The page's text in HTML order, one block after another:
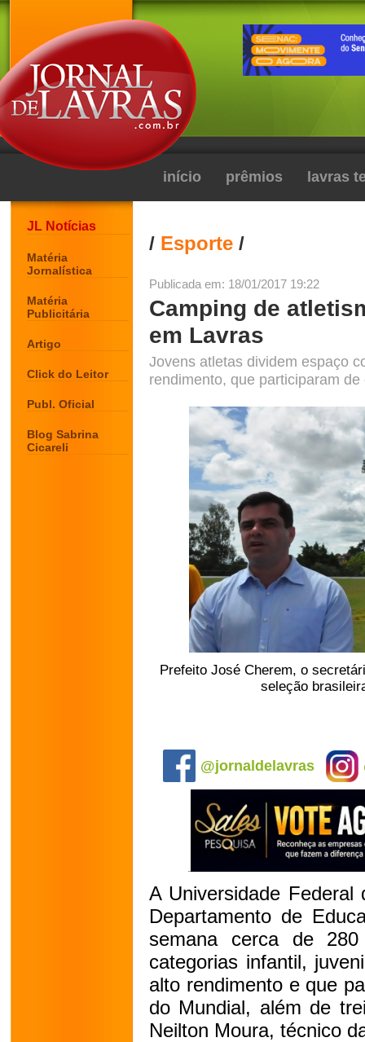
início prêmios lavras
JL Notícias
Matéria
Jornalística
Matéria
Publicitária
Artigo
Click do Leitor
Publ. Oficial
Blog Sabrina
Cicareli
/ Esporte /
Publicada em: 18/01/2017 19:22
Camping de
em Lavras
Jovens atletas dividem espaço
rendimento, que participaram
Prefeito José Cherem, o
seleção
@jornaldelavras
A Universidade
Departamento de
semana cerca de
categorias infantil,
alto rendimento e que
do Mundial, além de
Neilton Moura, técnico